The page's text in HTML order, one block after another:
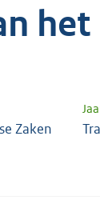
Zaken